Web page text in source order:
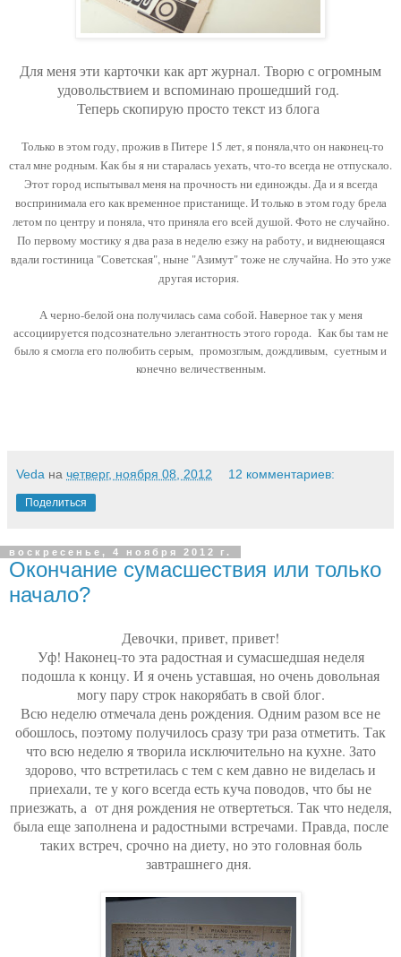
Для меня эти карточки как арт журнал. Творю с огромным
удовольствием и вспоминаю прошедший год.
Теперь скопирую просто текст из блога
Только в этом году, прожив в Питере 15 лет, я поняла,что он наконец-то
стал мне родным. Как бы я ни старалась уехать, что-то всегда не отпускало.
Этот город испытывал меня на прочность ни единожды. Да и я всегда
воспринимала его как временное пристанище. И только в этом году брела
летом по центру и поняла, что приняла его всей душой. Фото не случайно.
По первому мостику я два раза в неделю езжу на работу, и виднеющаяся
вдали гостиница "Советская", ныне "Азимут" тоже не случайна. Но это уже
другая история.
А черно-белой она получилась сама собой. Наверное так у меня
ассоциируется подсознательно элегантность этого города. Как бы там не
было я смогла его полюбить серым, промозглым,дождливым, суетным и
конечно величественным.
Veda на четверг, ноября 08, 2012 12 комментариев:
Поделиться
воскресенье, 4 ноября 2012 г.
Окончание сумасшествия или только
начало?
Девочки, привет, привет!
Уф! Наконец-то эта радостная и сумасшедшая неделя
подошла к концу. И я очень уставшая, но очень довольная
могу пару строк накорябать в свой блог.
Всю неделю отмечала день рождения. Одним разом все не
обошлось, поэтому получилось сразу три раза отметить. Так
что всю неделю я творила исключительно на кухне. Зато
здорово, что встретилась с тем с кем давно не виделась и
приехали, те у кого всегда есть куча поводов, что бы не
приезжать, а от дня рождения не отвертеться. Так что неделя,
была еще заполнена и радостными встречами. Правда, после
таких встреч, срочно на диету, но это головная боль
завтрашнего дня.